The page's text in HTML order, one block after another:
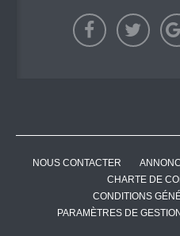
NOUS CONTACTER
CHARTE DE
CONDITIONS
PARAMÈTRES DE